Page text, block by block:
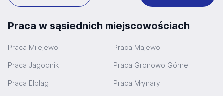
Praca w sąsiednich miejscowościach
Praca Milejewo Praca Majewo
Praca Jagodnik Praca Gronowo Górne
Praca Elbląg Praca Młynary